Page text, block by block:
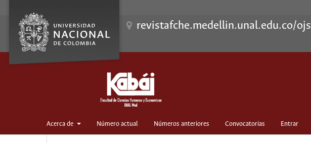
revistafche.medellin.unal.edu.co/ojs
Acerca de Número actual Números anteriores Convocatorias Entrar